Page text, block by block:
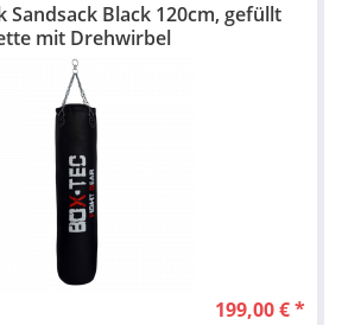
Sandsack Black 120cm, gefüllt
mit Drehwirbel
199,00 € *